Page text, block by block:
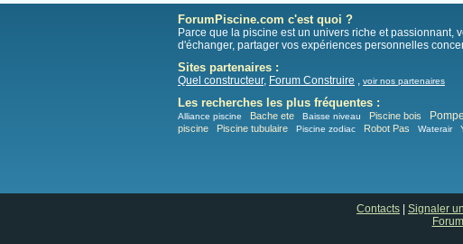
ForumPiscine.com c'est quoi ?
Parce que la piscine est un univers riche et
d'échanger, partager vos expériences personnelles
Sites partenaires :
Quel constructeur, Forum Construire , voir nos partenaires
Les recherches les plus fréquentes :
Alliance piscine Bache ete Baisse niveau Piscine bois
piscine
Piscine tubulaire Piscine zodiac Robot Pas Waterair
Contacts Signaler